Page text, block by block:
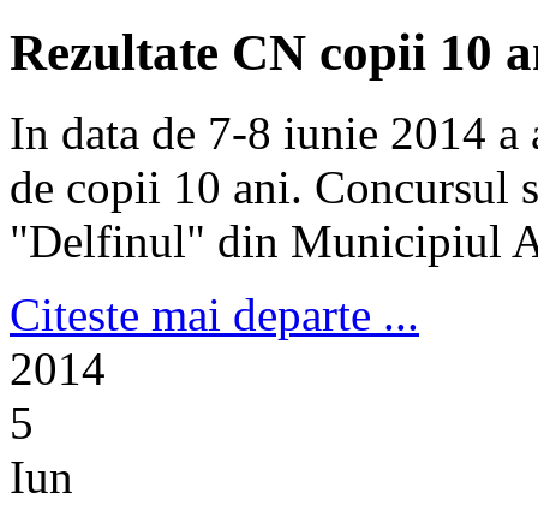
Rezultate CN copii 10
In data de 7-8 iunie 2014
de copii 10 ani. Concursul
"Delfinul" din Municipiul
Citeste mai departe ...
2014
5
Iun